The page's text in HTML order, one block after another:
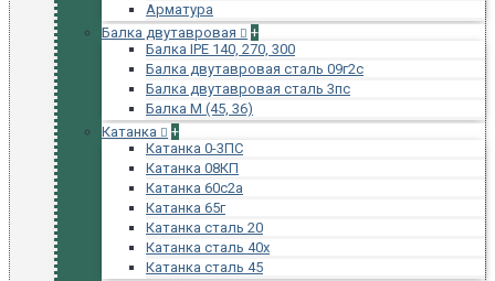
Арматура
Балка двутавровая
+
Балка IPE 140, 270, 300
Балка двутавровая сталь 09г2с
Балка двутавровая сталь 3пс
Балка М (45, 36)
Катанка
+
Катанка 0-3ПС
Катанка 08КП
Катанка 60с2а
Катанка 65г
Катанка сталь 20
Катанка сталь 40х
Катанка сталь 45